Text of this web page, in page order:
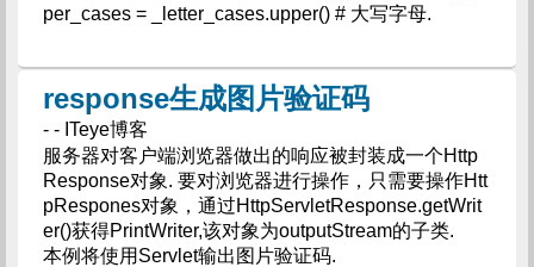
per_cases = _letter_cases.upper() # 大写字母.
response生成图片验证码
- - ITeye博客
服务器对客户端浏览器做出的响应被封装成一个Http
Response对象. 要对浏览器进行操作，只需要操作Htt
pRespones对象，通过HttpServletResponse.getWrit
er()获得PrintWriter,该对象为outputStream的子类.
本例将使用Servlet输出图片验证码.